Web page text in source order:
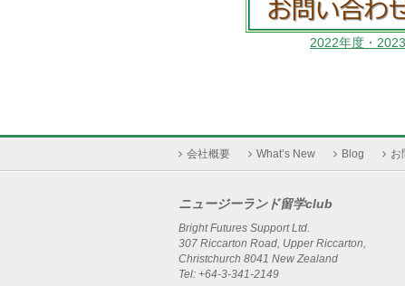
2022年度・
会社概要 What’s New Blog お
ニュージーランド留学club
Bright Futures Support Ltd.
307 Riccarton Road, Upper Riccarton,
Christchurch 8041 New Zealand
Tel: +64-3-341-2149